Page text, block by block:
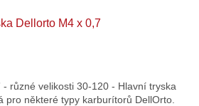
Dellorto M4 x 0,7
různé velikosti 30-120 - Hlavní tryska
pro některé typy karburítorů DellOrto.